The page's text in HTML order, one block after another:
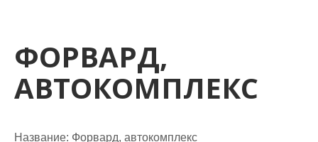
ФОРВАРД,
АВТОКОМПЛЕКС
Название: Форвард, автокомплекс